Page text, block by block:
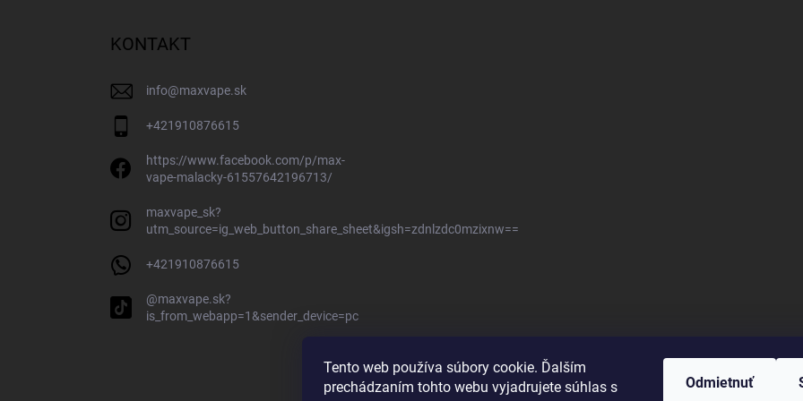
Tento web používa súbory cookie. Ďalším
prechádzaním tohto webu vyjadrujete súhlas s
Odmietnuť
KONTAKT
info@maxvape.sk
+421910876615
https://www.facebook.com/p/max-
vape-malacky-61557642196713/
maxvape_sk?
utm_source=ig_web_button_share_sheet&igsh=zdnlzdc0mzixnw==
+421910876615
@maxvape.sk?
is_from_webapp=1&sender_device=pc